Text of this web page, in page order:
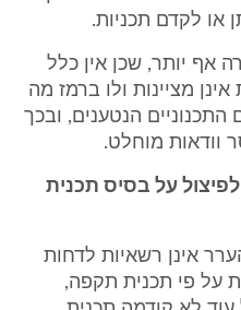
או לקדם תכניות.
אף יותר, שכן אין כלל
אינן מציינות ולו ברמז מה
התכנוניים הנטענים, ובכך
וודאות מוחלט.
על בסיס תכנית
אינן רשאיות לדחות
על פי תכנית תקפה,